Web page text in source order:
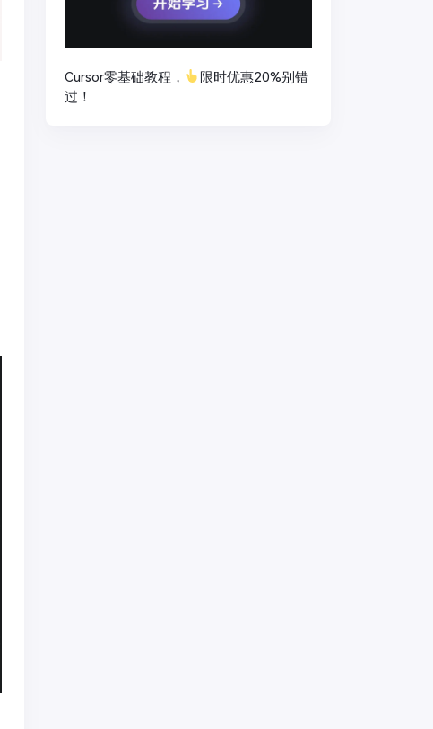
Cursor零基础教程，
限时优惠20%别错
过！